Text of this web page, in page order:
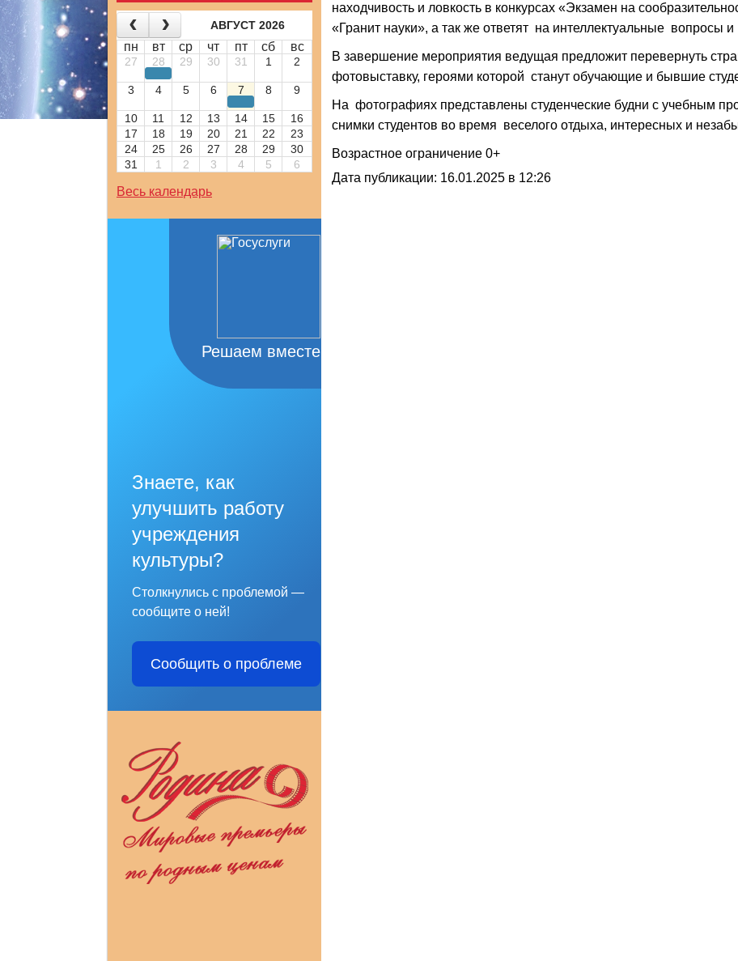
АВГУСТ 2026
пн вт ср чт пт сб вс
27 28 29 30 31 1 2
3 4 5 6 7 8 9
10 11 12 13 14 15
16
17
18 19 20 21 22
23
24
25 26 27 28 29
30
31
1 2 3 4 5 6
Весь календарь
Решаем вместе
Знаете, как
улучшить работу
учреждения
культуры?
Столкнулись с проблемой —
сообщите о ней!
Сообщить о проблеме
находчивость и ловкость в конкурсах «Экзамен на
«Гранит науки», а так же ответят на интеллектуальные вопросы и
В завершение мероприятия ведущая предложит перевернуть
фотовыставку, героями которой станут обучающие и бывшие
На фотографиях представлены студенческие будни с учебным
снимки студентов во время веселого отдыха, интересных и
Возрастное ограничение 0+
Дата публикации: 16.01.2025 в 12:26